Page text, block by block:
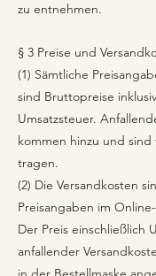
zu entnehmen.
§ 3 Preise und
(1) Sämtliche
sind Bruttopreise
Umsatzsteuer.
kommen hinzu und sind
tragen.
(2) Die Versandkosten
Preisangaben im
Der Preis einschließlich
anfallender